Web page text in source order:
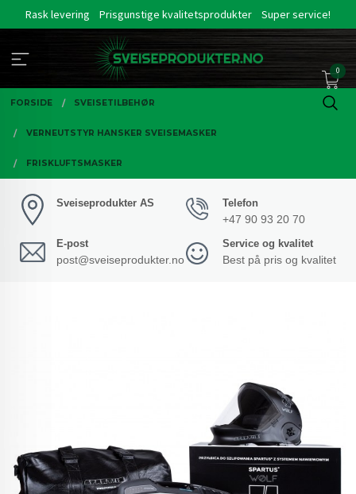
Rask levering Prisgunstige kvalitetsprodukter Super service!
0
FORSIDE SVEISETILBEHØR
VERNEUTSTYR HANSKER SVEISEMASKER
FRISKLUFTSMASKER
Sveiseprodukter AS Telefon
+47 90 93 20 70
E-post
post@sveiseprodukter.no
Service og kvalitet
Best på pris og kvalitet